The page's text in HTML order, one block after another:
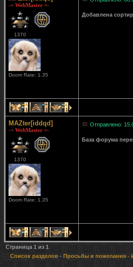
-= WebMaster =-
1370
Doom Rate: 1.35
Добавлена
1 1 1
MAZter[iddqd]
-= WebMaster =-
1370
Doom Rate: 1.35
Отправлено:
База форума
1 1 1
Страница 1из 1
Список разделов - Просьбы и пожелания -